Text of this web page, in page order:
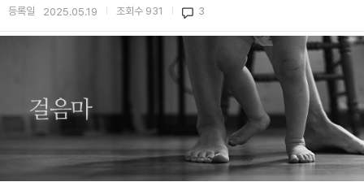
등록일 2025.05.19 조회수 931 3